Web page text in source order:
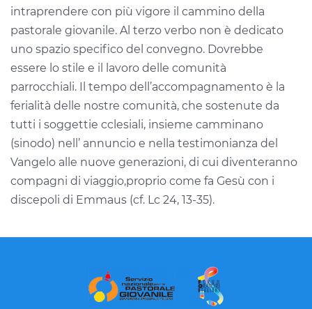
intraprendere con più vigore il cammino della
pastorale giovanile. Al terzo verbo non è dedicato
uno spazio specifico del convegno. Dovrebbe
essere lo stile e il lavoro delle comunità
parrocchiali. Il tempo dell’accompagnamento è la
ferialità delle nostre comunità, che sostenute da
tutti i soggettie cclesiali, insieme camminano
(sinodo) nell’ annuncio e nella testimonianza del
Vangelo alle nuove generazioni, di cui diventeranno
compagni di viaggio,proprio come fa Gesù con i
discepoli di Emmaus (cf. Lc 24, 13-35).